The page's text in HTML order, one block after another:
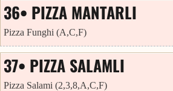
36• PIZZA MANTARLI
Pizza Funghi (A,C,F)
37• PIZZA SALAMLI
Pizza Salami (2,3,8,A,C,F)